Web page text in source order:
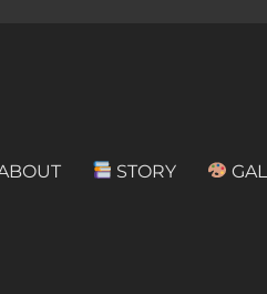
STORY